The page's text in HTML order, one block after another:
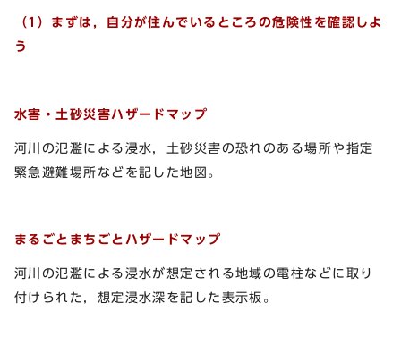
（1）まずは，自分が住んでいるところの危険性を確認しよ
う
水害・土砂災害ハザードマップ
河川の氾濫による浸水，土砂災害の恐れのある場所や指定
緊急避難場所などを記した地図。
まるごとまちごとハザードマップ
河川の氾濫による浸水が想定される地域の電柱などに取り
付けられた，想定浸水深を記した表示板。